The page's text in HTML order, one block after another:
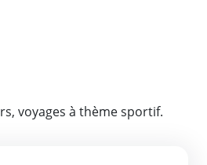
voyages à thème sportif.